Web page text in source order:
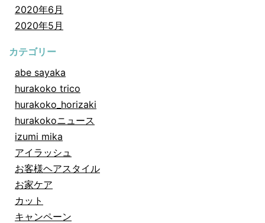
2020年6月
2020年5月
カテゴリー
abe sayaka
hurakoko trico
hurakoko_horizaki
hurakokoニュース
izumi mika
アイラッシュ
お客様ヘアスタイル
お家ケア
カット
キャンペーン